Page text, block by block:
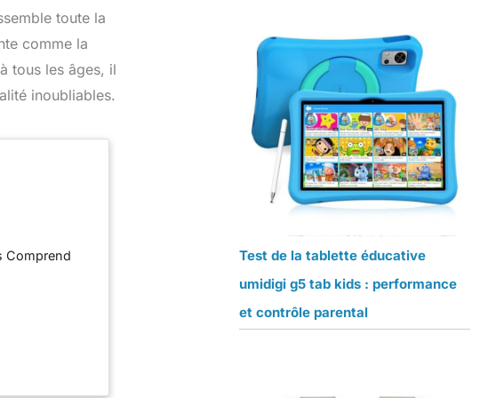
toute la
comme la
tous les âges, il
inoubliables.
Comprend
Test de la tablette éducative
umidigi g5 tab kids : performance
et contrôle parental